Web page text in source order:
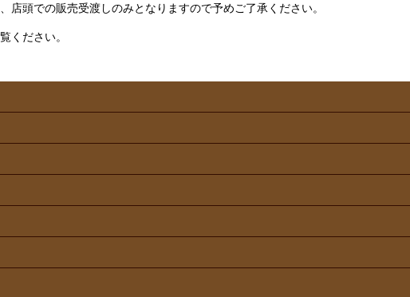
店頭での販売受渡しのみとなりますので予めご了承ください。
ください。